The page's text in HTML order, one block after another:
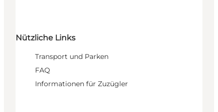
Nützliche Links
Transport und Parken
FAQ
Informationen für Zuzügler